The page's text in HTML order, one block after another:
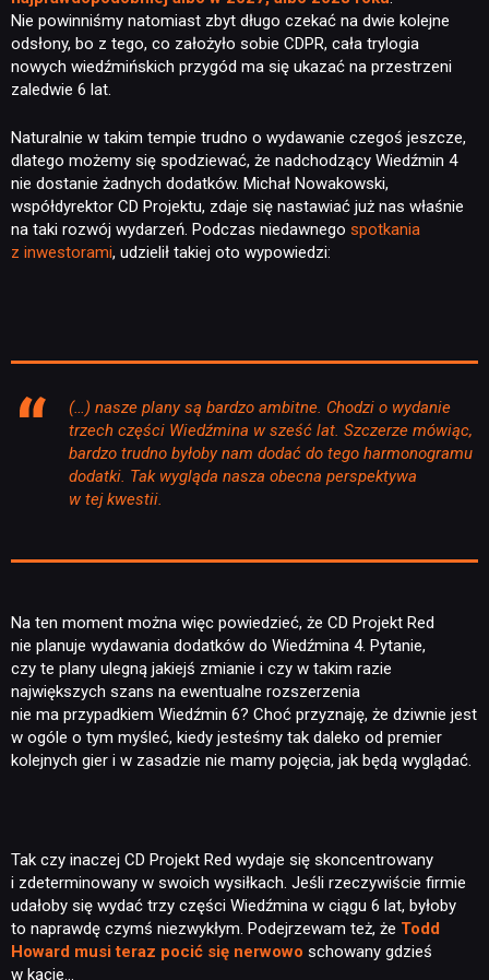
Nie powinniśmy natomiast zbyt długo czekać na dwie kolejne
odsłony, bo z tego, co założyło sobie CDPR, cała trylogia
nowych wiedźmińskich przygód ma się ukazać na przestrzeni
zaledwie 6 lat.
Naturalnie w takim tempie trudno o wydawanie czegoś jeszcze,
dlatego możemy się spodziewać, że nadchodzący Wiedźmin 4
nie dostanie żadnych dodatków. Michał Nowakowski,
współdyrektor CD Projektu, zdaje się nastawiać już nas właśnie
na taki rozwój wydarzeń. Podczas niedawnego spotkania
z inwestorami, udzielił takiej oto wypowiedzi:
(…) nasze plany są bardzo ambitne. Chodzi o wydanie
trzech części Wiedźmina w sześć lat. Szczerze mówiąc,
bardzo trudno byłoby nam dodać do tego harmonogramu
dodatki. Tak wygląda nasza obecna perspektywa
w tej kwestii.
Na ten moment można więc powiedzieć, że CD Projekt Red
nie planuje wydawania dodatków do Wiedźmina 4. Pytanie,
czy te plany ulegną jakiejś zmianie i czy w takim razie
największych szans na ewentualne rozszerzenia
nie ma przypadkiem Wiedźmin 6? Choć przyznaję, że dziwnie jest
w ogóle o tym myśleć, kiedy jesteśmy tak daleko od premier
kolejnych gier i w zasadzie nie mamy pojęcia, jak będą wyglądać.
Tak czy inaczej CD Projekt Red wydaje się skoncentrowany
i zdeterminowany w swoich wysiłkach. Jeśli rzeczywiście firmie
udałoby się wydać trzy części Wiedźmina w ciągu 6 lat, byłoby
to naprawdę czymś niezwykłym. Podejrzewam też, że Todd
Howard musi teraz pocić się nerwowo schowany gdzieś
w kącie…